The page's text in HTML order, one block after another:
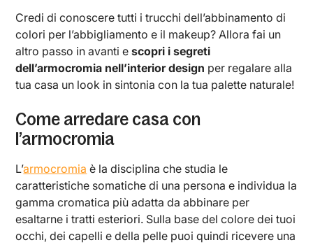
Credi di conoscere tutti i trucchi dell’abbinamento di
colori per l’abbigliamento e il makeup? Allora fai un
altro passo in avanti escopri i segreti
dell’armocromia nell’interior design per regalare alla
tua casa un look in sintonia con la tua palette naturale!
Come arredare casa con
l’armocromia
L’armocromia è la disciplina che studia le
caratteristiche somatiche di una persona e individua la
gamma cromatica più adatta da abbinare per
esaltarne i tratti esteriori. Sulla base del colore dei tuoi
occhi, dei capelli e della pelle puoi quindi ricevere una